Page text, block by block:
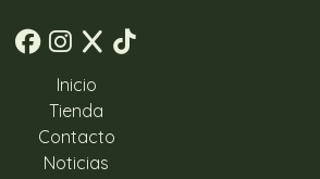
Inicio
Tienda
Contacto
Noticias